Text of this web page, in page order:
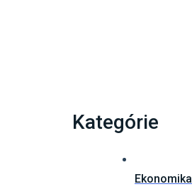
Kategórie
Ekonomika